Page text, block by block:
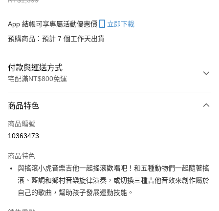
App 結帳可享專屬活動優惠價
立即下載
預購商品：預計 7 個工作天出貨
付款與運送方式
宅配滿NT$800免運
信用卡一次付款
LINE Pay
大哥付你分期
相關說明
【大哥付你分期使用說明】
1.本服務由台灣大哥大提供，台灣大哥大用戶可立即使用無須另外申請。
AFTEE先享後付
相關說明
商品特色
商品編號
10363473
商品特色
與搖滾小虎音樂吉他一起搖滾歡唱吧！和五種動物們一起隨著搖
滾、藍調和鄉村音樂旋律演奏，或切換三種吉他音效來創作屬於
自己的歌曲，幫助孩子發展運動技能。